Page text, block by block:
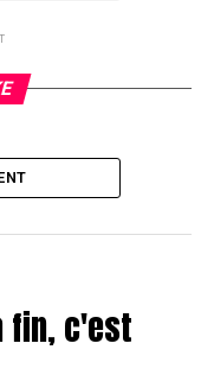
fin, c'est